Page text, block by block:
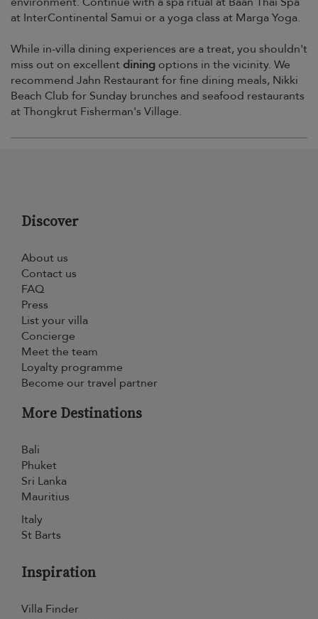
at InterContinental Samui or a yoga class at Marga Yoga.
While in-villa dining experiences are a treat, you shouldn't
miss out on excellent dining options in the vicinity. We
recommend Jahn Restaurant for fine dining meals, Nikki
Beach Club for Sunday brunches and seafood restaurants
at Thongkrut Fisherman's Village.
Discover
About us
Contact us
FAQ
Press
List your villa
Concierge
Meet the team
Loyalty programme
Become our travel partner
More Destinations
Bali
Phuket
Sri Lanka
Mauritius
Italy
St Barts
Inspiration
Villa Finder